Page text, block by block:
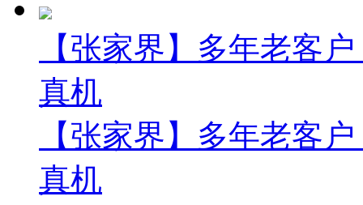
【张家界】多年老客
真机
【张家界】多年老客
真机